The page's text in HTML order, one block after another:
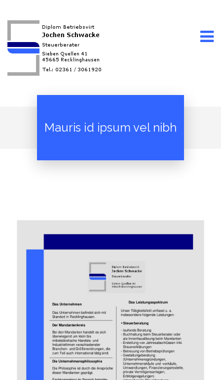
Mauris id ipsum vel nibh